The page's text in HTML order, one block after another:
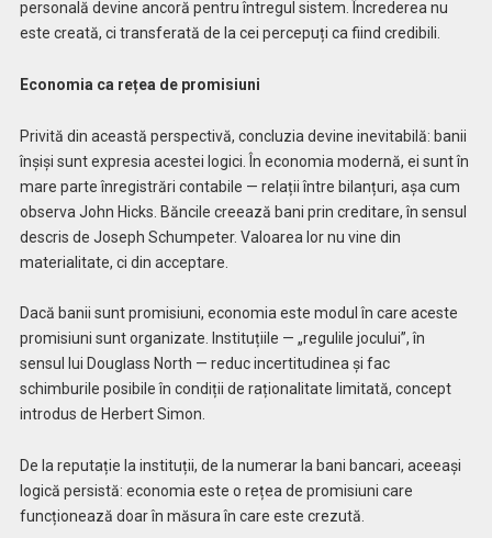
personală devine ancoră pentru întregul sistem. Încrederea nu
este creată, ci transferată de la cei percepuți ca fiind credibili.
Economia ca rețea de promisiuni
Privită din această perspectivă, concluzia devine inevitabilă: banii
înșiși sunt expresia acestei logici. În economia modernă, ei sunt în
mare parte înregistrări contabile — relații între bilanțuri, așa cum
observa John Hicks. Băncile creează bani prin creditare, în sensul
descris de Joseph Schumpeter. Valoarea lor nu vine din
materialitate, ci din acceptare.
Dacă banii sunt promisiuni, economia este modul în care aceste
promisiuni sunt organizate. Instituțiile — „regulile jocului”, în
sensul lui Douglass North — reduc incertitudinea și fac
schimburile posibile în condiții de raționalitate limitată, concept
introdus de Herbert Simon.
De la reputație la instituții, de la numerar la bani bancari, aceeași
logică persistă: economia este o rețea de promisiuni care
funcționează doar în măsura în care este crezută.